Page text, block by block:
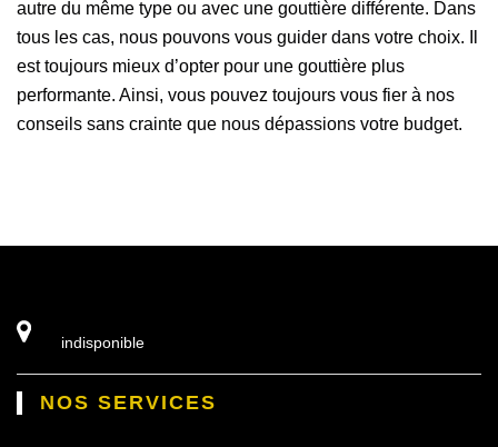
autre du même type ou avec une gouttière différente. Dans
tous les cas, nous pouvons vous guider dans votre choix. Il
est toujours mieux d’opter pour une gouttière plus
performante. Ainsi, vous pouvez toujours vous fier à nos
conseils sans crainte que nous dépassions votre budget.
indisponible
NOS SERVICES